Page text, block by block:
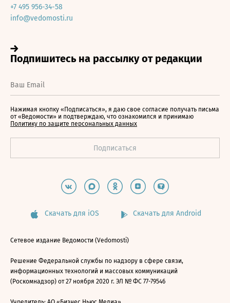
+7 495 956-34-58
info@vedomosti.ru
Нажимая кнопку «Подписаться», я даю свое согласие получать письма
от «Ведомости» и подтверждаю, что ознакомился и принимаю
Политику по защите персональных данных
Скачать для iOS Скачать для Android
Сетевое издание Ведомости (Vedomosti)
Решение Федеральной службы по надзору в сфере связи,
информационных технологий и массовых коммуникаций
(Роскомнадзор) от 27 ноября 2020 г. ЭЛ № ФС 77-79546